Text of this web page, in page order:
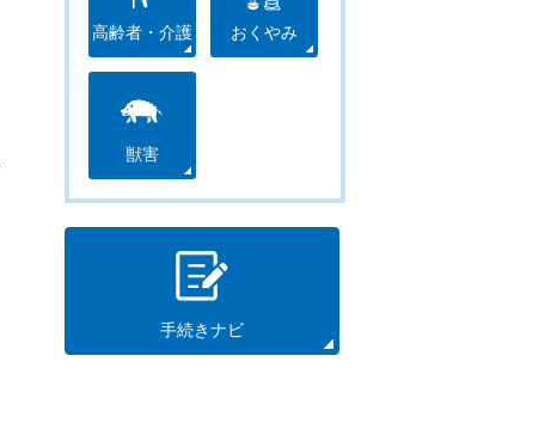
高齢者・介護 おくやみ
獣害
手続きナビ